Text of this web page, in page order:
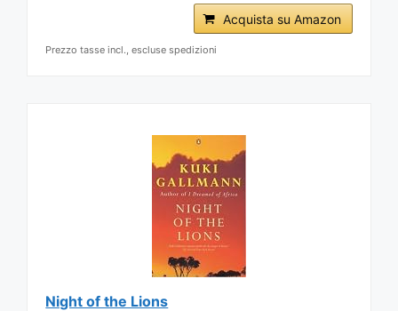
Acquista su Amazon
Prezzo tasse incl., escluse spedizioni
Night of the Lions